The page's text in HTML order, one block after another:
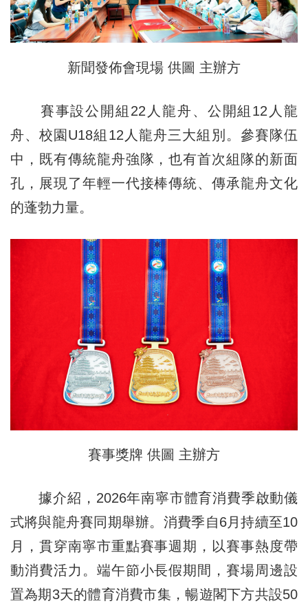
新聞發佈會現場 供圖 主辦方
賽事設公開組22人龍舟、公開組12人龍
舟、校園U18組12人龍舟三大組別。參賽隊伍
中，既有傳統龍舟強隊，也有首次組隊的新面
孔，展現了年輕一代接棒傳統、傳承龍舟文化
的蓬勃力量。
賽事獎牌 供圖 主辦方
據介紹，2026年南寧市體育消費季啟動儀
式將與龍舟賽同期舉辦。消費季自6月持續至10
月，貫穿南寧市重點賽事週期，以賽事熱度帶
動消費活力。端午節小長假期間，賽場周邊設
置為期3天的體育消費市集，暢遊閣下方共設50